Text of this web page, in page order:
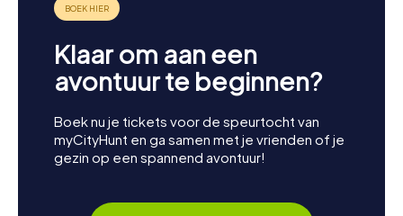
Klaar om aan een
avontuur te beginnen?
Boek nu je tickets voor de speurtocht van
myCityHunt en ga samen met je vrienden of je
gezin op een spannend avontuur!